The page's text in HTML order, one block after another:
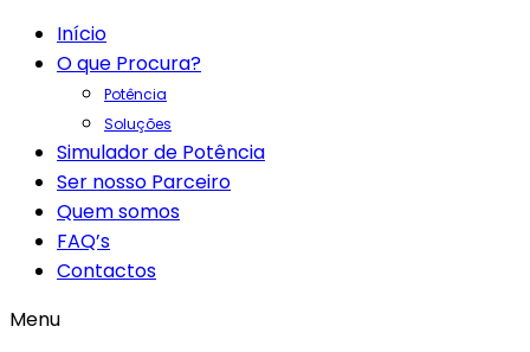
Início
O que Procura?
Potência
Soluções
Simulador de Potência
Ser nosso Parceiro
Quem somos
FAQ’s
Contactos
Menu